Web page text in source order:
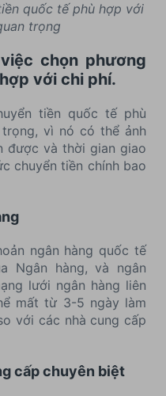
quốc tế phù hợp với
trọng
chọn phương
với chi phí.
tiền quốc tế phù
vì nó có thể ảnh
được và thời gian giao
chuyển tiền chính bao
ngân hàng quốc tế
Ngân hàng, và ngân
lưới ngân hàng liên
mất từ 3-5 ngày làm
với các nhà cung cấp
cấp chuyên biệt